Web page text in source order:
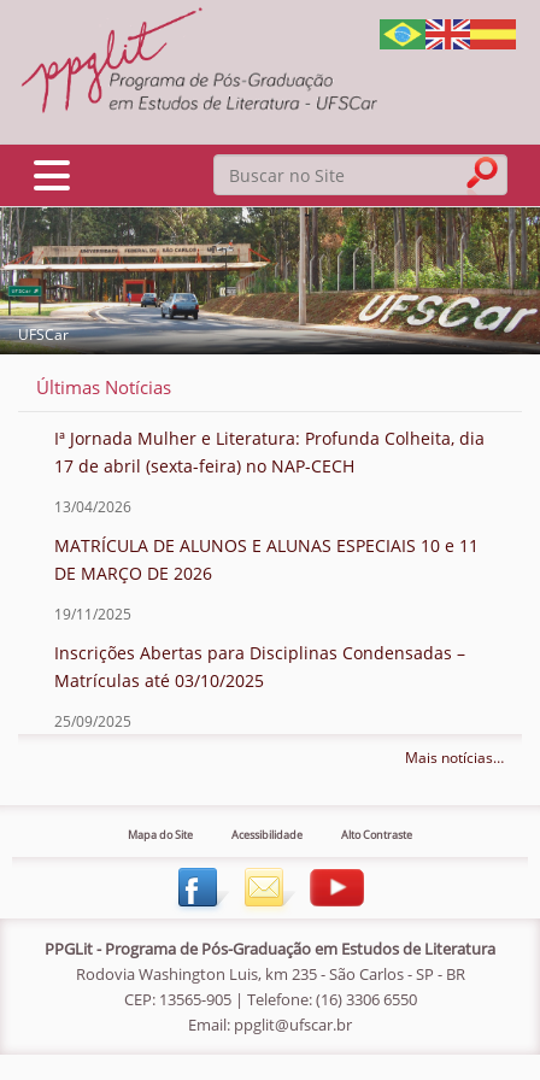
Busca
Busca Avançada…
Toggle navigation
UFSCar
Notícias
Iª Jornada Mulher e Literatura: Profunda Colheita, dia
17 de abril (sexta-feira) no NAP-CECH
13/04/2026
MATRÍCULA DE ALUNOS E ALUNAS ESPECIAIS 10 e 11
DE MARÇO DE 2026
19/11/2025
Inscrições Abertas para Disciplinas Condensadas –
Matrículas até 03/10/2025
25/09/2025
Mais notícias…
Mapa do Site Acessibilidade Alto Contraste
PPGLit - Programa de Pós-Graduação em Estudos de Literatura
Rodovia Washington Luis, km 235 - São Carlos - SP - BR
CEP: 13565-905 | Telefone: (16) 3306 6550
Email: ppglit@ufscar.br